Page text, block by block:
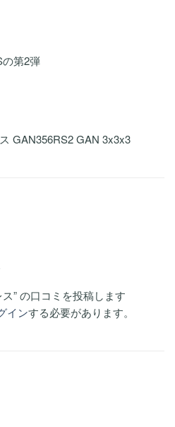
第2弾
GAN356RS2 GAN 3x3x3
” の口コミを投稿します
インする必要があります。